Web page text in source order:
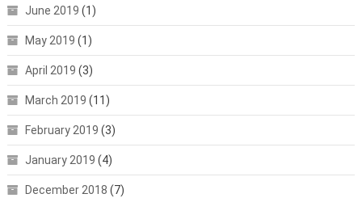
June 2019 (1)
May 2019 (1)
April 2019 (3)
March 2019 (11)
February 2019 (3)
January 2019 (4)
December 2018 (7)